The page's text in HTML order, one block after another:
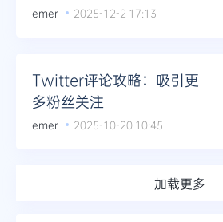
emer 2025-12-2 17:13
Twitter评论攻略：吸引更
多粉丝关注
emer 2025-10-20 10:45
加载更多